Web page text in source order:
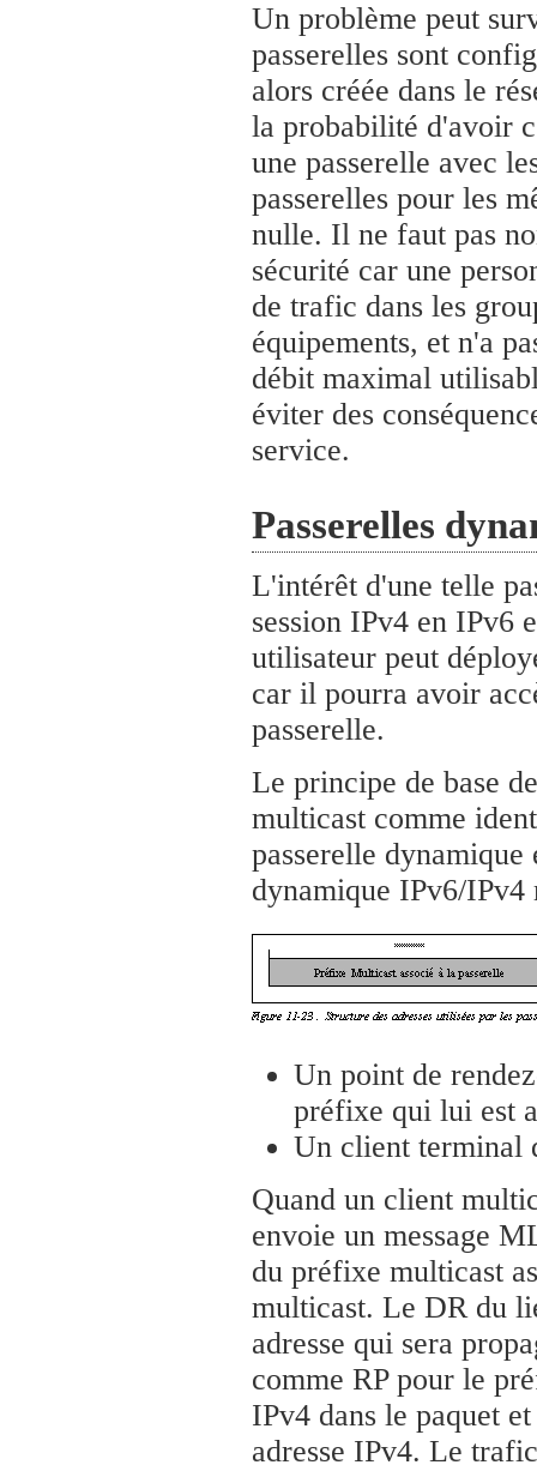
Un problème peut
passerelles sont
alors créée dans le
la probabilité d'avoir
une passerelle avec
passerelles pour les
nulle. Il ne faut pas
sécurité car une
de trafic dans les
équipements, et n'a
débit maximal
éviter des
service.
Passerelles
L'intérêt d'une telle
session IPv4 en IPv6
utilisateur peut
car il pourra avoir
passerelle.
Le principe de base
multicast comme
passerelle
dynamique IPv6/IPv4
Un point de
préfixe qui lui est
Un client terminal
Quand un client
envoie un message
du préfixe multicast
multicast. Le DR du
adresse qui sera
comme RP pour le
IPv4 dans le paquet
adresse IPv4. Le